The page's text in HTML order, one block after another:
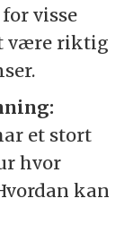
visse
være riktig
et stort
hvor
kan